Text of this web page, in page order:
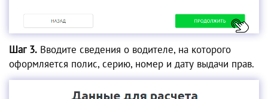
Шаг 3. Вводите сведения о водителе, на которого
оформляется полис, серию, номер и дату выдачи прав.